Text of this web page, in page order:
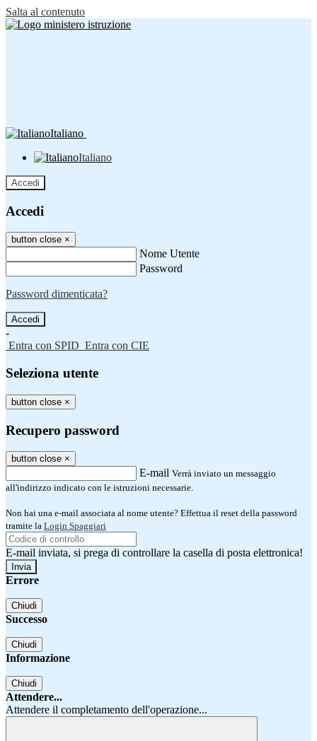
Salta al contenuto
Italiano
Italiano
Accedi
Accedi
button close ×
Nome Utente
Password
Password dimenticata?
-
Entra con SPID Entra con CIE
Seleziona utente
button close ×
Recupero password
button close ×
E-mail Verrà inviato un messaggio
all'indirizzo indicato con le istruzioni necessarie.
Non hai una e-mail associata al nome utente? Effettua il reset della password
tramite la Login Spaggiari
E-mail inviata, si prega di controllare la casella di posta elettronica!
Errore
Chiudi
Successo
Chiudi
Informazione
Chiudi
Attendere...
Attendere il completamento dell'operazione...